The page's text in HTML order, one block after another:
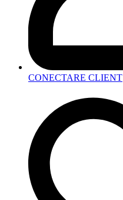
CONECTARE CLIENT